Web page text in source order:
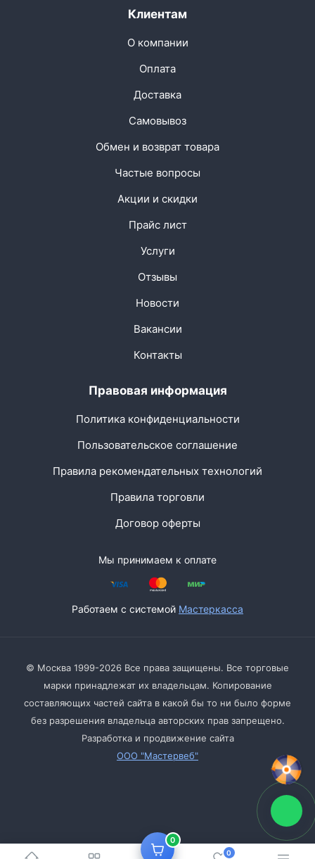
0
0
Клиентам
О компании
Оплата
Доставка
Самовывоз
Обмен и возврат товара
Частые вопросы
Акции и скидки
Прайс лист
Услуги
Отзывы
Новости
Вакансии
Контакты
Правовая информация
Политика конфиденциальности
Пользовательское соглашение
Правила рекомендательных технологий
Правила торговли
Договор оферты
Мы принимаем к оплате
Работаем с системой Мастеркасса
© Москва 1999-2026 Все права защищены. Все торговые
марки принадлежат их владельцам. Копирование
составляющих частей сайта в какой бы то ни было форме
без разрешения владельца авторских прав запрещено.
Разработка и продвижение сайта
ООО "Мастервеб"